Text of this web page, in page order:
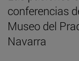
conferencias
Museo del
Navarra